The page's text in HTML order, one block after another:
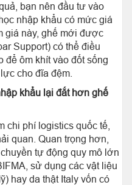
bạn nên đầu tư vào
nhập khẩu có mức giá
giá này, ghế mới được
Support) có thể điều
để ôm khít vào đốt sống
cho đĩa đệm.
khẩu lại đắt hơn ghế
chi phí logistics quốc tế,
quan. Quan trọng hơn,
tự động quy mô lớn
sử dụng các vật liệu
hay da thật Italy vốn có